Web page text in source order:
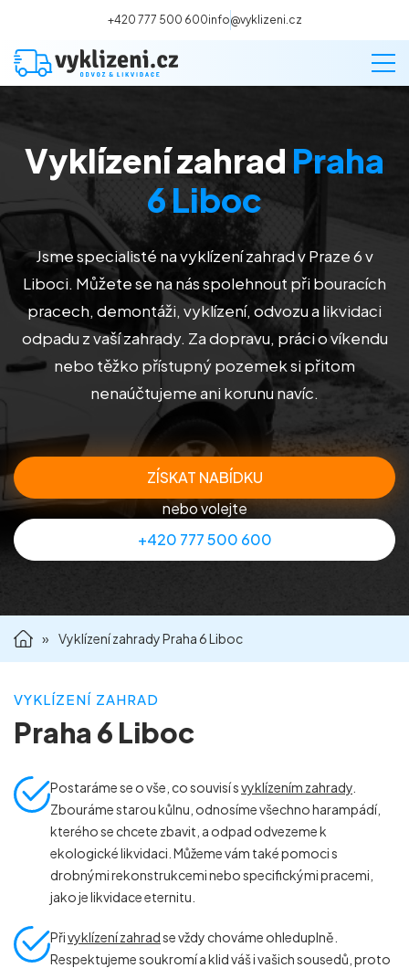
+420 777 500 600info@vyklizeni.cz
Vyklízení
Stěhování
Malování
Deratizace a dezinsekce
Úklid
Příprava nemovitostí na prodej
Vyklízení zahrad Praha
6 Liboc
Jsme specialisté na vyklízení zahrad v Praze 6 v
Liboci. Můžete se na nás spolehnout při bouracích
pracech, demontáži, vyklízení, odvozu a likvidaci
odpadu z vaší zahrady. Za dopravu, práci o víkendu
nebo těžko přístupný pozemek si přitom
nenaúčtujeme ani korunu navíc.
ZÍSKAT NABÍDKU
nebo volejte
+420 777 500 600
» Vyklízení zahrady Praha 6 Liboc
VYKLÍZENÍ ZAHRAD
Praha 6 Liboc
Postaráme se o vše, co souvisí svyklízením zahrady
Zbouráme starou kůlnu, odnosíme všechno harampádí,
kterého se chcete zbavit, a odpad odvezeme k
ekologické likvidaci. Můžeme vám také pomoci s
drobnými rekonstrukcemi nebo specifickými pracemi,
jako je likvidace eternitu.
Přivyklízení zahradse vždy chováme ohleduplně.
Respektujeme soukromí a klid váš i vašich sousedů, proto